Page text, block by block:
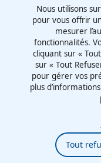
Contactez-nous
Route d'Irigny, Z.I.
69530 - Brignais
France
Politiques de confidentialité
Éthique et conformité
Nous utilisons
pour vous offrir
mesurer
fonctionnalités.
cliquant sur «
sur « Tout
pour gérer vos
plus
Tout